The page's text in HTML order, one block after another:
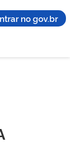
no gov.br